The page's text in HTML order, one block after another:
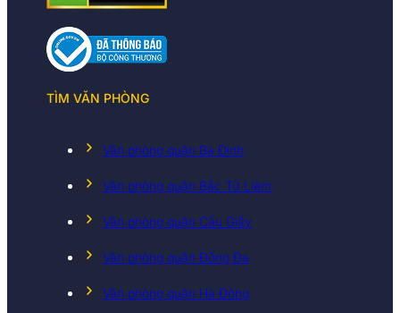
TÌM VĂN PHÒNG
Văn phòng quận Ba Đình
Văn phòng quận Bắc Từ Liêm
Văn phòng quận Cầu Giấy
Văn phòng quận Đống Đa
Văn phòng quận Hà Đông